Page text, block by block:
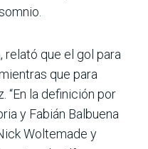
, relató que el gol para
que para
“En la definición por
y Fabián Balbuena
Woltemade y